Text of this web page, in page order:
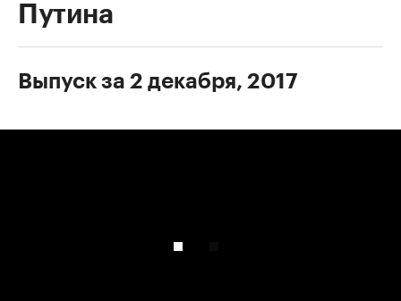
Путина
Выпуск за 2 декабря, 2017